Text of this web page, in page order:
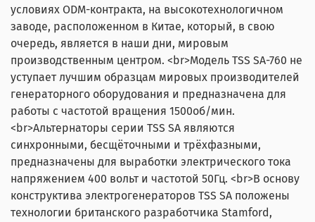
условиях ODM-контракта, на высокотехнологичном
заводе, расположенном в Китае, который, в свою
очередь, является в наши дни, мировым
производственным центром. <br>Модель TSS SA-760 не
уступает лучшим образцам мировых производителей
генераторного оборудования и предназначена для
работы с частотой вращения 1500об/мин.
<br>Альтернаторы серии TSS SA являются
синхронными, бесщёточными и трёхфазными,
предназначены для выработки электрического тока
напряжением 400 вольт и частотой 50Гц. <br>В основу
конструктива электрогенераторов TSS SA положены
технологии британского разработчика Stamford,